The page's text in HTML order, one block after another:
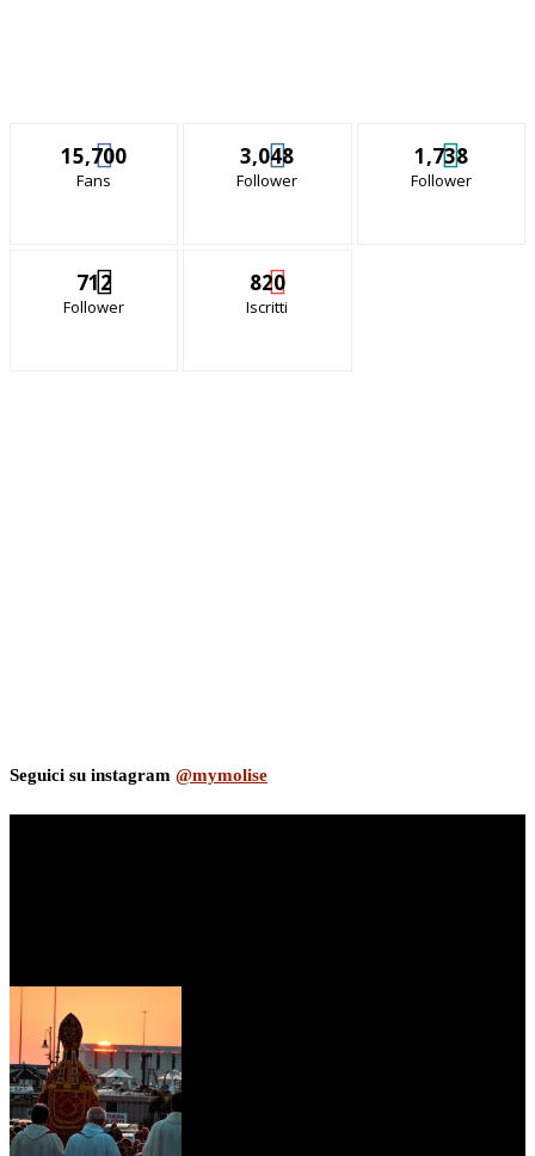
15,700
Fans
3,048
Follower
1,738
Follower
712
Follower
820
Iscritti
Seguici su instagram @mymolise